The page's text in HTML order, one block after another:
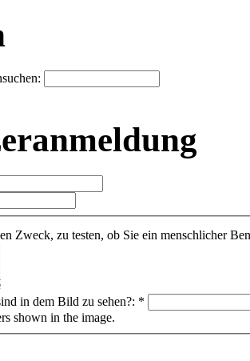
Zweck, zu testen, ob Sie ein menschlicher
in dem Bild zu sehen?: *
shown in the image.